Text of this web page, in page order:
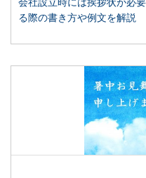
る際の書き方や例文を解説